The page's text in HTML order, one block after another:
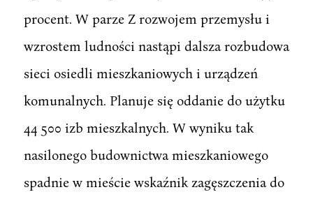
procent. W parze Z rozwojem przemysłu i
wzrostem ludności nastąpi dalsza rozbudowa
sieci osiedli mieszkaniowych i urządzeń
komunalnych. Planuje się oddanie do użytku
44 500 izb mieszkalnych. W wyniku tak
nasilonego budownictwa mieszkaniowego
spadnie w mieście wskaźnik zagęszczenia do